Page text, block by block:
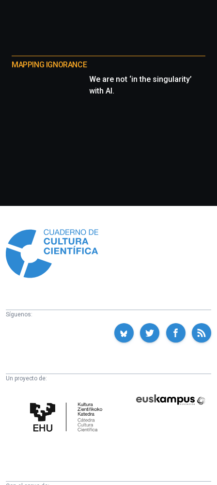
MAPPING IGNORANCE
We are not ‘in the singularity’
with AI.
Síguenos:
Un proyecto de:
Cultura
Científica
Fundazioa